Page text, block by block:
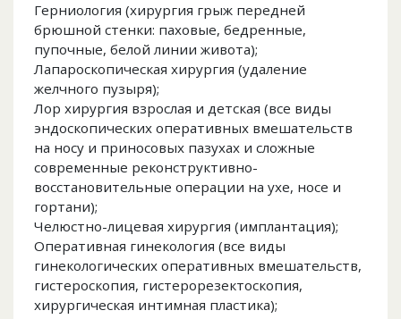
Герниология (хирургия грыж передней
брюшной стенки: паховые, бедренные,
пупочные, белой линии живота);
Лапароскопическая хирургия (удаление
желчного пузыря);
Лор хирургия взрослая и детская (все виды
эндоскопических оперативных вмешательств
на носу и приносовых пазухах и сложные
современные реконструктивно-
восстановительные операции на ухе, носе и
гортани);
Челюстно-лицевая хирургия (имплантация);
Оперативная гинекология (все виды
гинекологических оперативных вмешательств,
гистероскопия, гистерорезектоскопия,
хирургическая интимная пластика);